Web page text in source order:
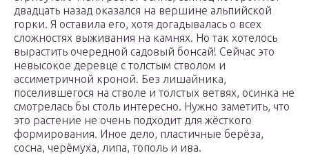
двадцать назад оказался на вершине альпийской
горки. Я оставила его, хотя догадывалась о всех
сложностях выживания на камнях. Но так хотелось
вырастить очередной садовый бонсай! Сейчас это
невысокое деревце с толстым стволом и
ассиметричной кроной. Без лишайника,
поселившегося на стволе и толстых ветвях, осинка не
смотрелась бы столь интересно. Нужно заметить, что
это растение не очень подходит для жёсткого
формирования. Иное дело, пластичные берёза,
сосна, черёмуха, липа, тополь и ива.